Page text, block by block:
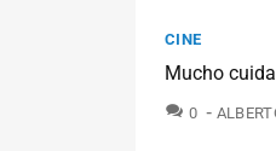
CINE
Mucho
0